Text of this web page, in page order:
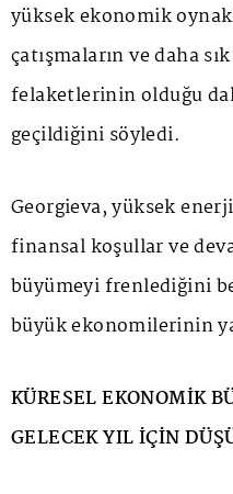
yüksek ekonomik
çatışmaların ve daha
felaketlerinin olduğu
geçildiğini söyledi.
Georgieva, yüksek
finansal koşullar ve
büyümeyi frenlediğini
büyük ekonomilerinin
KÜRESEL EKONOMİK
GELECEK YIL İÇİN